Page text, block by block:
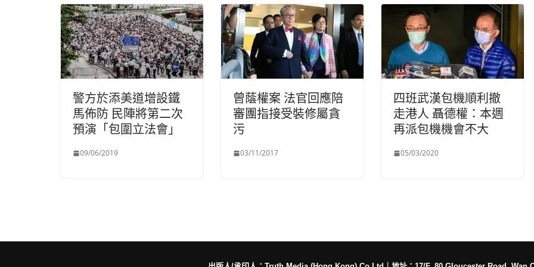
警方於添美道增設鐵
馬佈防 民陣將第二次
預演「包圍立法會」
09/06/2019
曾蔭權案 法官回應陪
審團指接受裝修屬貪
污
03/11/2017
四班武漢包機順利撤
走港人 聶德權：本週
再派包機機會不大
05/03/2020